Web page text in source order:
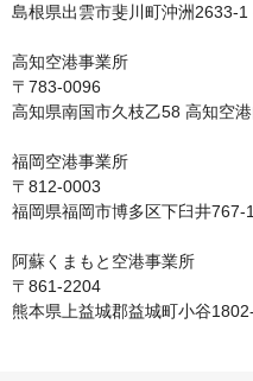
島根県出雲市斐川町沖洲2633-1
高知空港事業所
〒783‐0096
高知県南国市久枝乙58 高知空
福岡空港事業所
〒812-0003
福岡県福岡市博多区下臼井
阿蘇くまもと空港事業所
〒861‐2204
熊本県上益城郡益城町小谷